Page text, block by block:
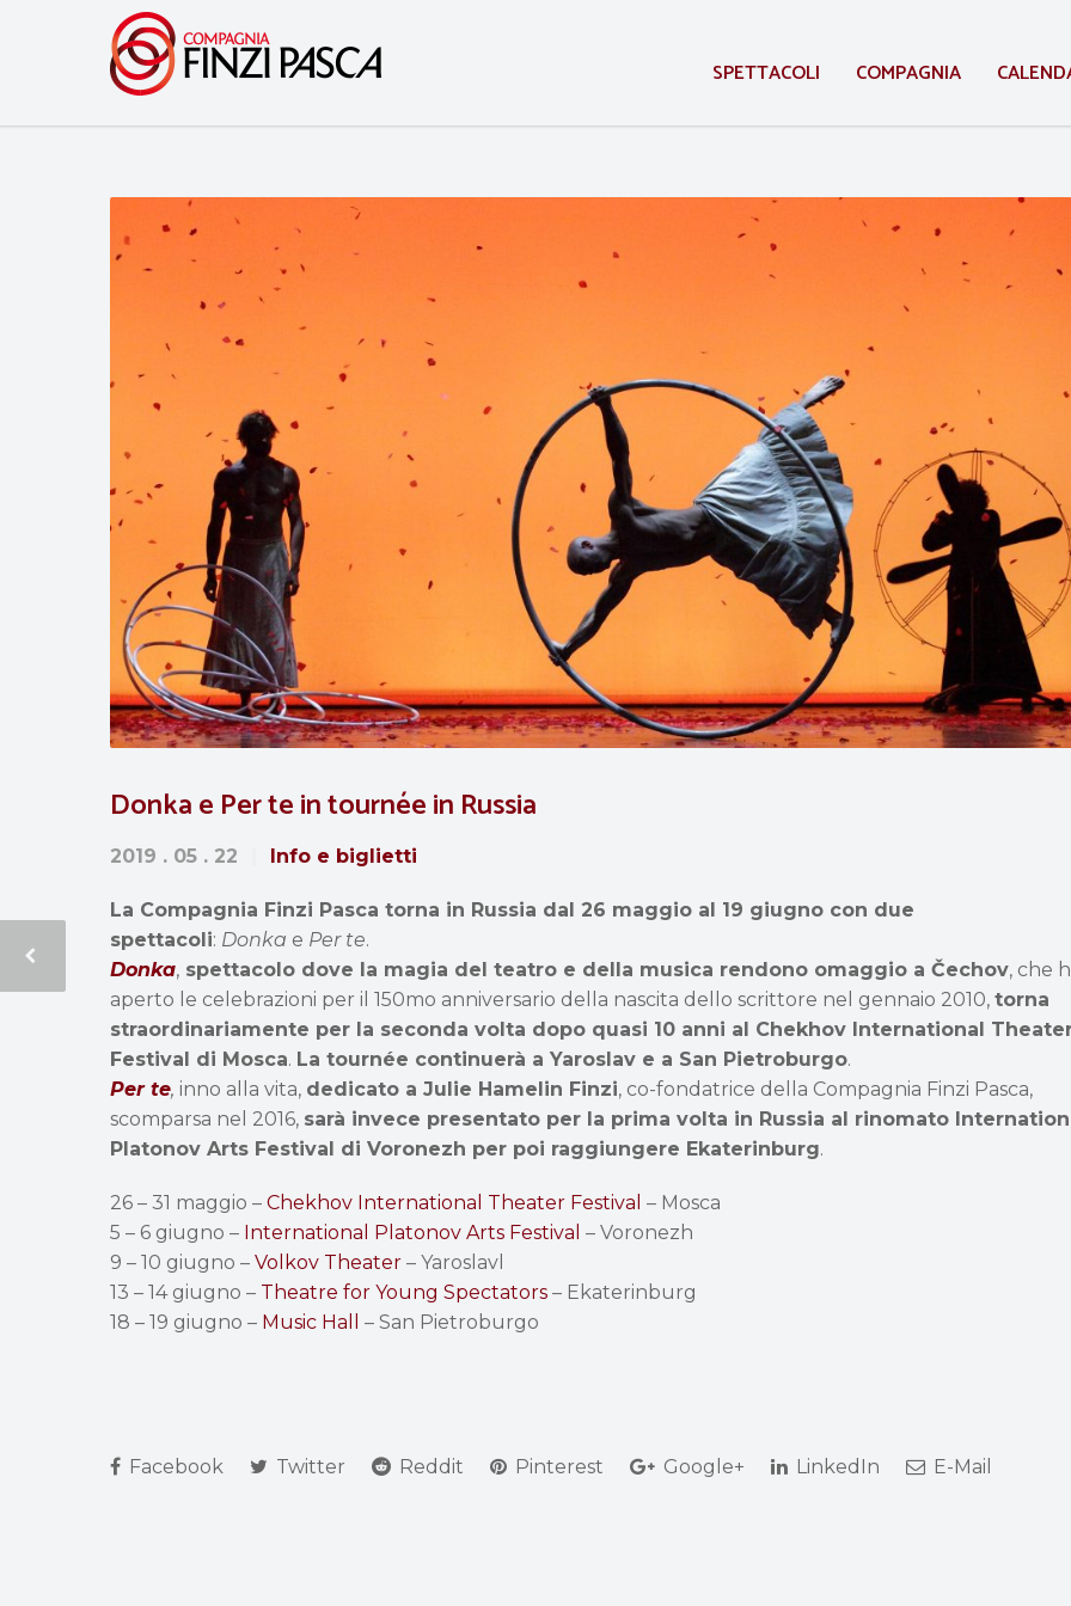
SPETTACOLI COMPAGNIA
Donka e Per te in tournée in Russia
2019 . 05 . 22 Info e biglietti
La Compagnia Finzi Pasca torna in Russia dal 26 maggio al 19 giugno con due
spettacoli: Donka e Per te.
Donka, spettacolo dove la magia del teatro e della musica rendono omaggio a Čechov, che
aperto le celebrazioni per il 150mo anniversario della nascita dello scrittore nel gennaio 2010, torna
straordinariamente per la seconda volta dopo quasi 10 anni al Chekhov International
Festival di Mosca. La tournée continuerà a Yaroslav e a San Pietroburgo.
Per te, inno alla vita, dedicato a Julie Hamelin Finzi, co-fondatrice della Compagnia Finzi Pasca,
scomparsa nel 2016, sarà invece presentato per la prima volta in Russia al rinomato
Platonov Arts Festival di Voronezh per poi raggiungere Ekaterinburg.
26 – 31 maggio – Chekhov International Theater Festival – Mosca
5 – 6 giugno – International Platonov Arts Festival – Voronezh
9 – 10 giugno – Volkov Theater – Yaroslavl
13 – 14 giugno – Theatre for Young Spectators – Ekaterinburg
18 – 19 giugno – Music Hall – San Pietroburgo
Facebook Twitter Reddit Pinterest Google+ LinkedIn E-Mail